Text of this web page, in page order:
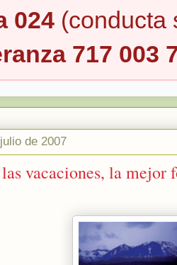
024 (conducta
717 003
de 2007
vacaciones, la mejor